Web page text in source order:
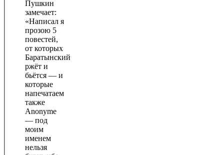
Пушкин
замечает:
«Написал я
прозою 5
повестей,
от которых
Баратынский
ржёт и
бьётся — и
которые
напечатаем
также
Anonyme
— под
моим
именем
нельзя